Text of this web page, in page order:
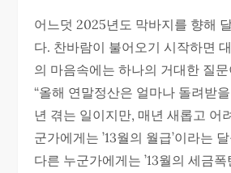
어느덧 2025년도 막바지를 향해
다. 찬바람이 불어오기 시작하면
의 마음속에는 하나의 거대한 질
“올해 연말정산은 얼마나 돌려받
년 겪는 일이지만, 매년 새롭고 어
군가에게는 ’13월의 월급’이라는
다른 누군가에게는 ’13월의 세금폭